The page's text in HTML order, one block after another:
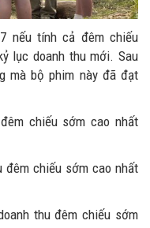
nếu tính cả đêm chiếu
lục doanh thu mới. Sau
mà bộ phim này đã đạt
chiếu sớm cao nhất
đêm chiếu sớm cao nhất
thu đêm chiếu sớm